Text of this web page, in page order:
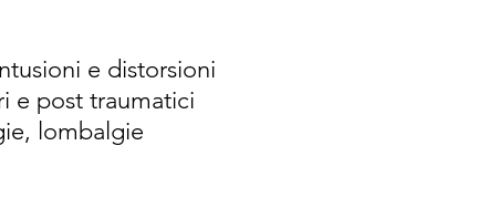
e distorsioni
post traumatici
lombalgie